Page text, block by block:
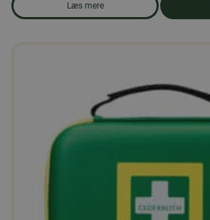
Læs mere
om produkten Opvaskemiddel